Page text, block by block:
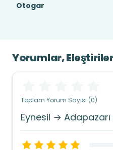
Otogar
Yorumlar,
Toplam Yorum Sayısı (0)
Eynesil → Adapazarı